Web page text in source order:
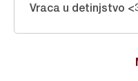
Vraca u detinjstvo